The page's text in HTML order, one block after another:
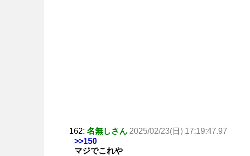
162: 名無しさん 2025/02/23(日) 17:19:47.97
>>150
マジでこれや